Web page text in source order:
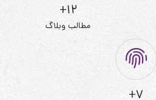
12+
مطالب وبلاگ
7+